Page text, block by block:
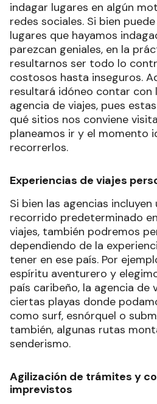
indagar lugares en algún
redes sociales. Si bien
lugares que hayamos
parezcan geniales, en la
resultarnos ser todo lo
costosos hasta inseguros.
resultará idóneo contar con
agencia de viajes, pues
qué sitios nos conviene
planeamos ir y el momento
recorrerlos.
Experiencias de viajes
Si bien las agencias
recorrido predeterminado
viajes, también podremos
dependiendo de la
tener en ese país. Por
espíritu aventurero y
país caribeño, la agencia de
ciertas playas donde
como surf, esnórquel o
también, algunas rutas
senderismo.
Agilización de trámites y
imprevistos